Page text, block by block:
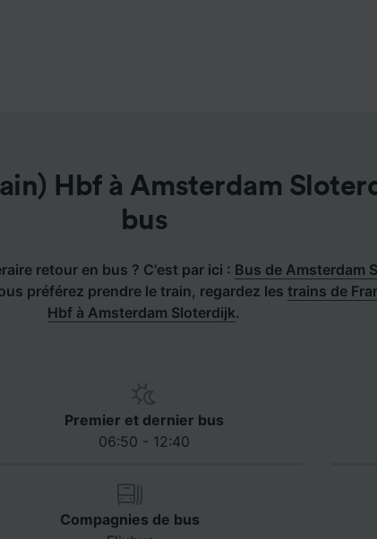
Hbf à Amsterdam
bus
retour en bus ? C'est par ici : Bus de Amsterdam
préférez prendre le train, regardez les trains de
Hbf à Amsterdam Sloterdijk.
Premier et dernier bus
06:50 - 12:40
Compagnies de bus